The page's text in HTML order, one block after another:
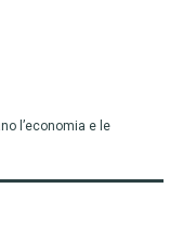
l’economia e le